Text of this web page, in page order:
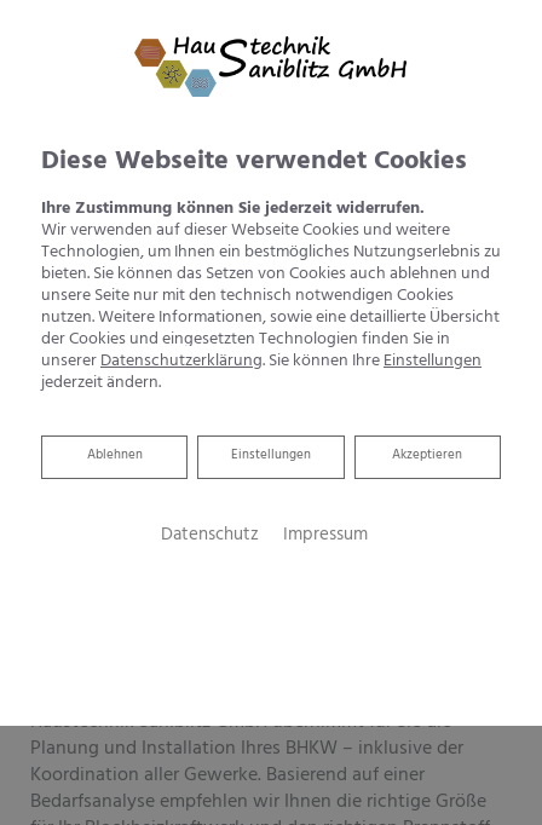
Blockheizkraftwerk
Ihr Weg zu mehr Energieeffizienz
Haustechnik Saniblitz GmbH übernimmt für Sie die
Planung und Installation Ihres BHKW – inklusive der
Koordination aller Gewerke. Basierend auf einer
Bedarfsanalyse empfehlen wir Ihnen die richtige Größe
Diese Webseite verwendet Cookies
Ihre Zustimmung können Sie jederzeit widerrufen.
Wir verwenden auf dieser Webseite Cookies und weitere
Technologien, um Ihnen ein bestmögliches Nutzungserlebnis zu
bieten. Sie können das Setzen von Cookies auch ablehnen und
unsere Seite nur mit den technisch notwendigen Cookies
nutzen. Weitere Informationen, sowie eine detaillierte Übersicht
der Cookies und eingesetzten Technologien finden Sie in
unsererDatenschutzerklärung. Sie können IhreEinstellungen
jederzeit ändern.
Akzeptieren
Einstellungen
Ablehnen
Ablehnen
Datenschutz Impressum